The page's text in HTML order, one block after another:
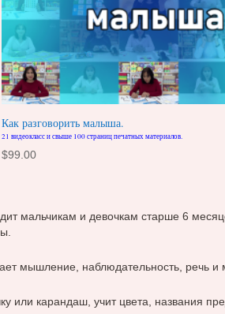
Как разговорить малыша.
21 видеокласс и свыше 100 страниц печатных материалов.
$99.00
мальчикам и девочкам старше 6
мышление, наблюдательность, речь и
или карандаш, учит цвета, названия